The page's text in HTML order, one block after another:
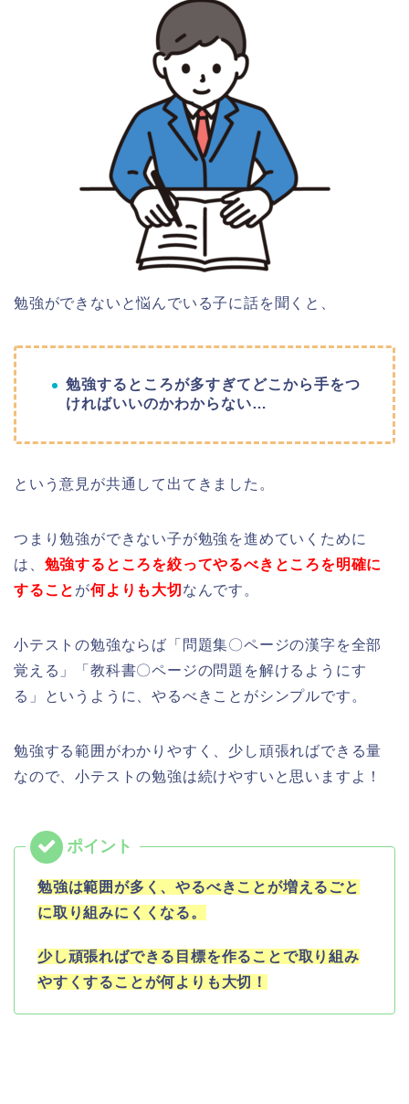
勉強ができないと悩んでいる子に話を聞くと、
勉強するところが多すぎてどこから手をつ
ければいいのかわからない…
という意見が共通して出てきました。
つまり勉強ができない子が勉強を進めていくために
は、 勉強するところを絞ってやるべきところを明確に
すること が何よりも大切 なんです。
小テストの勉強ならば「問題集〇ページの漢字を全部
覚える」「教科書〇ページの問題を解けるようにす
る」というように、やるべきことがシンプルです。
勉強する範囲がわかりやすく、少し頑張ればできる量
なので、小テストの勉強は続けやすいと思いますよ！
勉強は範囲が多く、やるべきことが増えるごと
に取り組みにくくなる。
少し頑張ればできる目標を作ることで取り組み
やすくすることが何よりも大切！